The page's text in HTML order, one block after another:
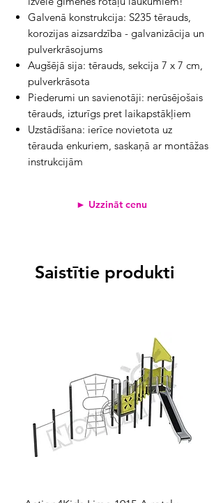
Galvenā konstrukcija: S235 tērauds,
korozijas aizsardzība - galvanizācija un
pulverkrāsojums
Augšējā sija: tērauds, sekcija 7 x 7 cm,
pulverkrāsota
Piederumi un savienotāji: nerūsējošais
tērauds, izturīgs pret laikapstākļiem
Uzstādīšana: ierīce novietota uz
tērauda enkuriem, saskaņā ar montāžas
instrukcijām
► Uzzināt cenu
Saistītie produkti